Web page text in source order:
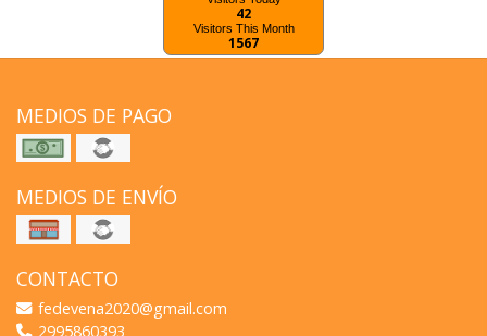
42
Visitors This Month
1567
MEDIOS DE PAGO
MEDIOS DE ENVÍO
CONTACTO
fedevena2020@gmail.com
2995860393